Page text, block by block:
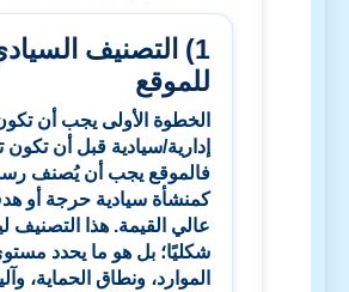
1) التصنيف
للموقع
الخطوة الأولى يجب أن
إدارية/سيادية قبل أن تكون
فالموقع يجب أن يُصنف
كمنشأة سيادية حرجة أو
عالي القيمة. هذا التصنيف
شكليًا؛ بل هو ما يحدد
الموارد، ونطاق الحماية،